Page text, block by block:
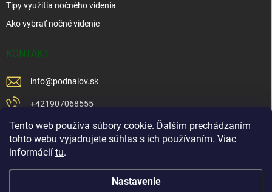
Tento web používa súbory cookie. Ďalším prechádzaním
tohto webu vyjadrujete súhlas s ich používaním. Viac
informácií tu.
Nastavenie
Tipy využitia nočného videnia
Ako vybrať nočné videnie
KONTAKT
info@podnalov.sk
+421907068555
+421902479599
https://www.facebook.com/www.podnalov.sk
podnalov